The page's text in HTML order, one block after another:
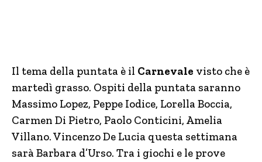
Il tema della puntata è il Carnevale visto che è
martedì grasso. Ospiti della puntata saranno
Massimo Lopez, Peppe Iodice, Lorella Boccia,
Carmen Di Pietro, Paolo Conticini, Amelia
Villano. Vincenzo De Lucia questa settimana
sarà Barbara d’Urso. Tra i giochi e le prove